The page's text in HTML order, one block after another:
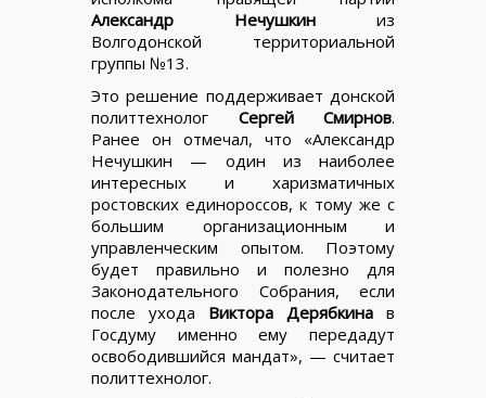
Александр Нечушкин из
Волгодонской территориальной
группы №13.
Это решение поддерживает донской
политтехнолог Сергей Смирнов.
Ранее он отмечал, что «Александр
Нечушкин — один из наиболее
интересных и харизматичных
ростовских единороссов, к тому же с
большим организационным и
управленческим опытом. Поэтому
будет правильно и полезно для
Законодательного Собрания, если
после ухода Виктора Дерябкина в
Госдуму именно ему передадут
освободившийся мандат», — считает
политтехнолог.